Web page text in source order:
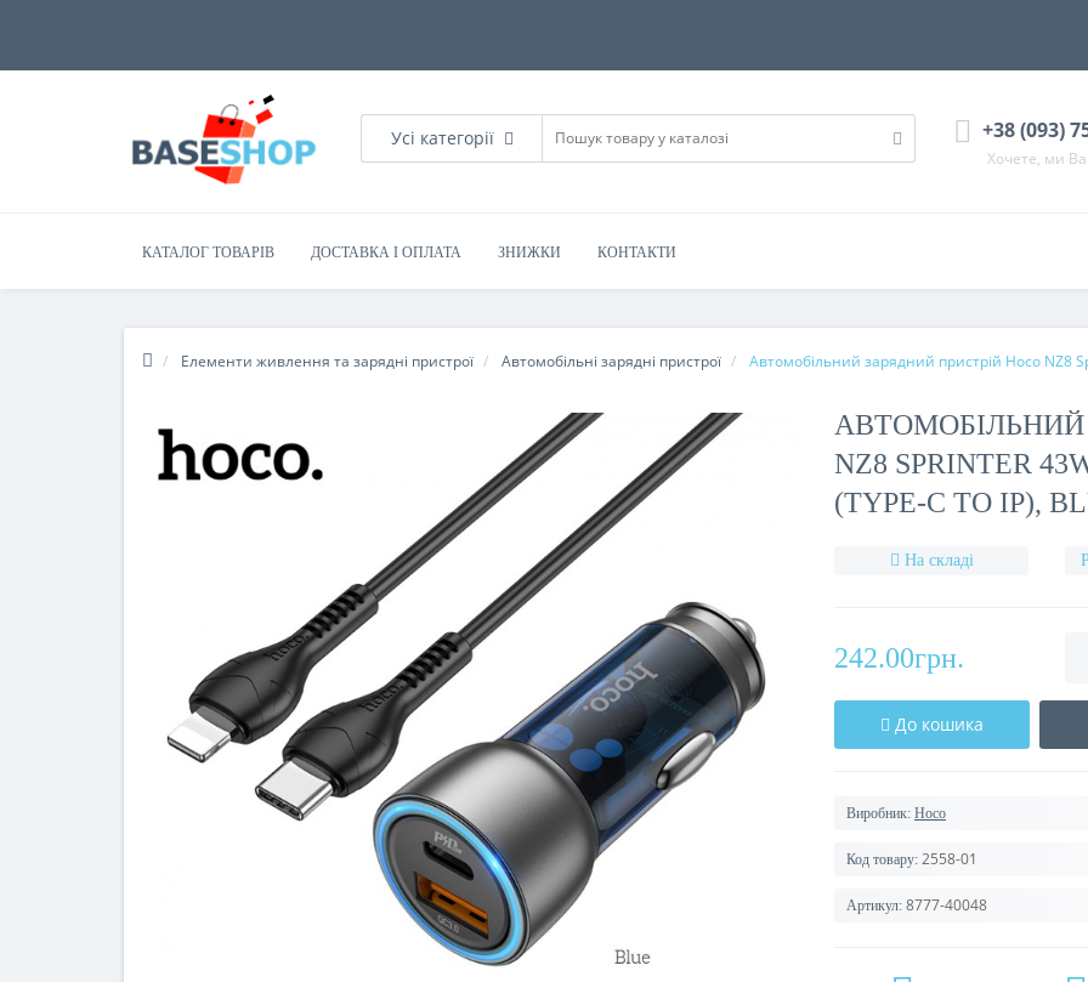
Усі категорії +38 (093)
Хочете, ми
КАТАЛОГ ТОВАРІВ ДОСТАВКА І ОПЛАТА ЗНИЖКИ КОНТАКТИ
Елементи живлення та зарядні пристрої Автомобільні зарядні пристрої Автомобільний зарядний пристрій Hoco NZ8
АВТОМОБІЛЬНИЙ
NZ8 SPRINTER
(TYPE-C TO IP),
На складі
242.00грн.
До кошика
Виробник: Hoco
Код товару: 2558-01
Артикул: 8777-40048